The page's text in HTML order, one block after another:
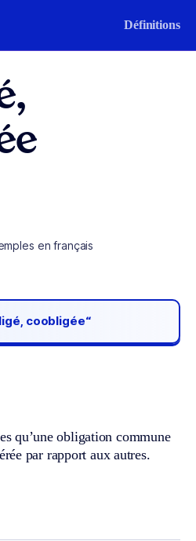
Définitions
en français
coobligée“
qu’une obligation commune
par rapport aux autres.